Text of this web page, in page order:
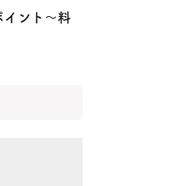
イント〜料